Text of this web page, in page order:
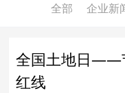
全部 企业新
全国土地日——
红线